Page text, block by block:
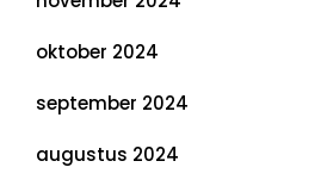
oktober 2024
september 2024
augustus 2024